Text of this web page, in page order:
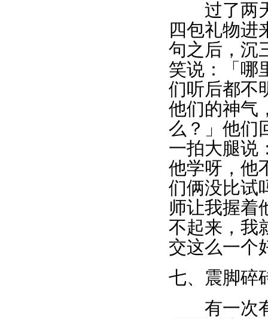
过了两天
四包礼物进
句之后，沉
笑说：「哪
们听后都不
他们的神气
么？」他们
一拍大腿说
他学呀，他
们俩没比试
师让我握着
不起来，我
交这么一个
七、震脚碎
有一次有